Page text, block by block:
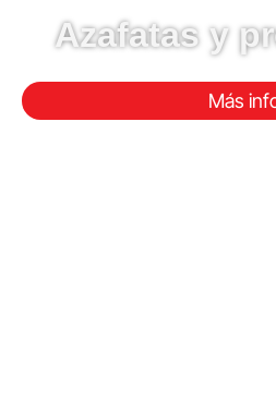
Azafatas y
Más